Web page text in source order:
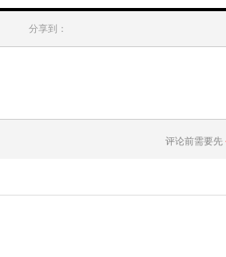
分享到：
评论前需要先